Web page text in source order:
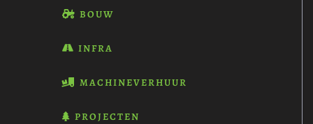
BOUW
INFRA
MACHINEVERHUUR
PROJECTEN